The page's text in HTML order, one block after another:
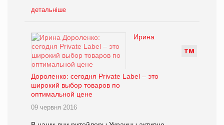
детальніше
ТМ
Ирина
Дороленко: сегодня Private Label – это
широкий выбор товаров по
оптимальной цене
09 червня 2016